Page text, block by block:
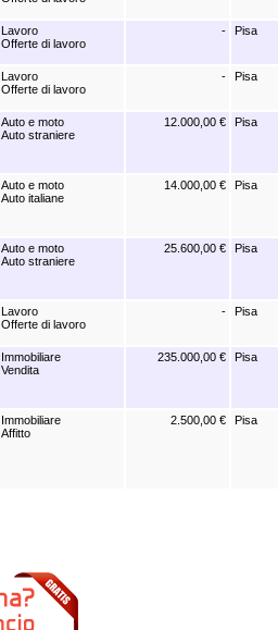
Lavoro
Offerte di lavoro
- Pisa
Lavoro
Offerte di lavoro
- Pisa
Auto e moto
Auto straniere
12.000,00 € Pisa
Auto e moto
Auto italiane
14.000,00 € Pisa
Auto e moto
Auto straniere
25.600,00 € Pisa
Lavoro
Offerte di lavoro
- Pisa
Immobiliare
Vendita
235.000,00 € Pisa
Immobiliare
Affitto
2.500,00 € Pisa